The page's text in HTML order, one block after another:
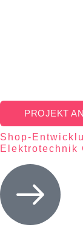
PROJEKT
Shop-
Elektrotechnik